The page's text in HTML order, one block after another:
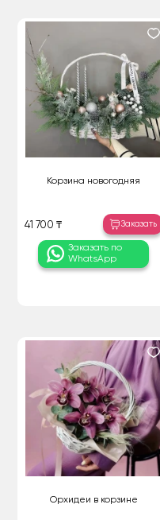
Корзина новогодняя
41 700 ₸ Заказать
Заказать по
WhatsApp
Орхидеи в корзине